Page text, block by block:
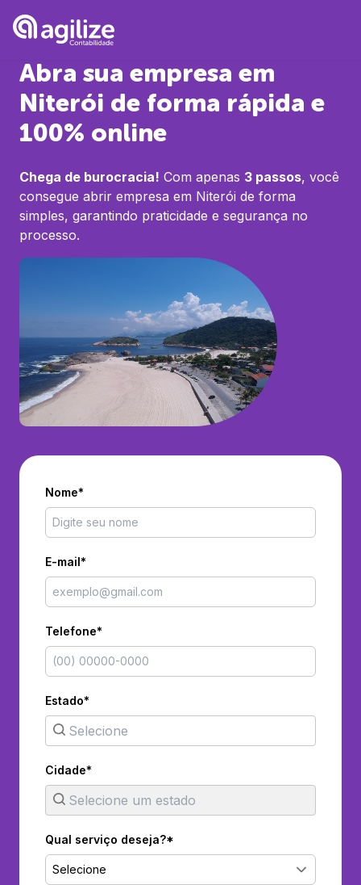
Abra sua empresa em
Niterói de forma rápida e
100% online
Chega de burocracia! Com apenas 3 passos, você
consegue abrir empresa em Niterói de forma
simples, garantindo praticidade e segurança no
processo.
Nome*
E-mail*
Telefone*
Estado*
Cidade*
Qual serviço deseja?*
Selecione